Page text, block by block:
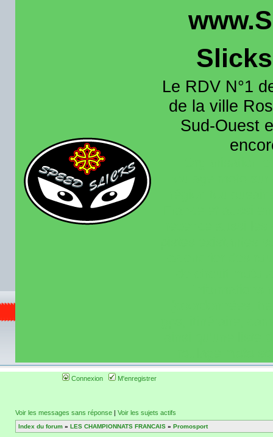
Le RDV N°1
de la ville
Sud-Ouest
Connexion M'enregistrer
Voir les messages sans réponse | Voir les sujets actifs
Index du forum » LES CHAMPIONNATS FRANCAIS » Promosport